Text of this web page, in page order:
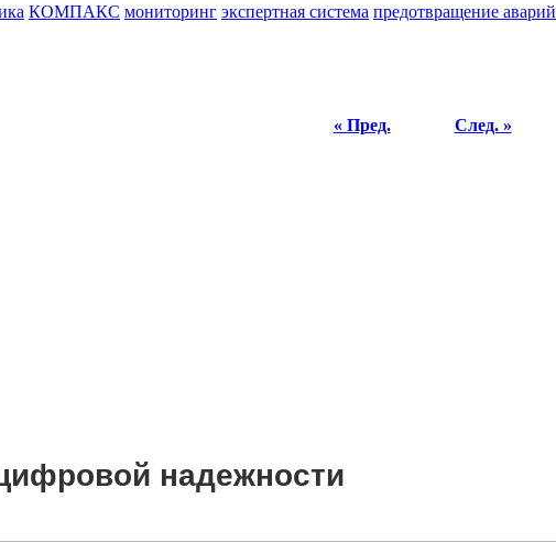
КОМПАКС мониторинг экспертная система предотвращение аварий
« Пред. След. »
надежности